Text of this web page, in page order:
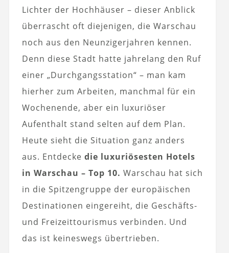
Lichter der Hochhäuser – dieser Anblick
überrascht oft diejenigen, die Warschau
noch aus den Neunzigerjahren kennen.
Denn diese Stadt hatte jahrelang den Ruf
einer „Durchgangsstation“ – man kam
hierher zum Arbeiten, manchmal für ein
Wochenende, aber ein luxuriöser
Aufenthalt stand selten auf dem Plan.
Heute sieht die Situation ganz anders
aus. Entdecke die luxuriösesten Hotels
in Warschau – Top 10. Warschau hat sich
in die Spitzengruppe der europäischen
Destinationen eingereiht, die Geschäfts-
und Freizeittourismus verbinden. Und
das ist keineswegs übertrieben.